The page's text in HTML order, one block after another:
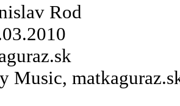
Rod
Music,